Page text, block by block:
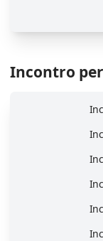
Incontro